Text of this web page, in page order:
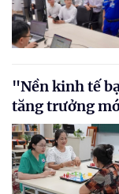
"Nền kinh tế
tăng trưởng